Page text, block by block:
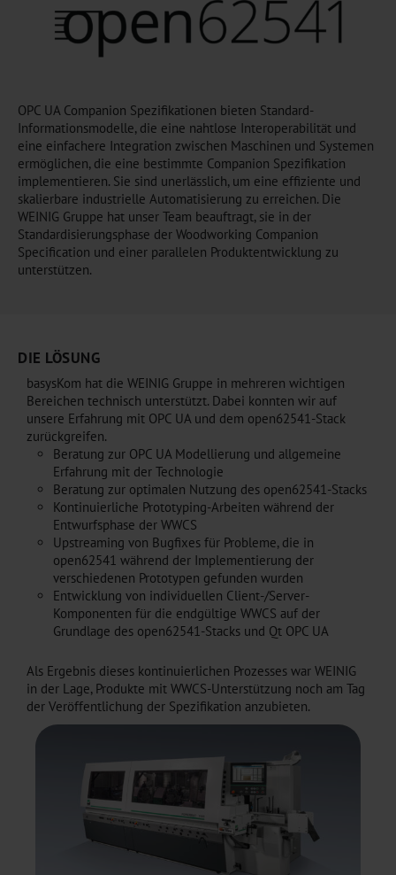
OPC UA Companion Spezifikationen bieten Standard-
Informationsmodelle, die eine nahtlose Interoperabilität und
eine einfachere Integration zwischen Maschinen und Systemen
ermöglichen, die eine bestimmte Companion Spezifikation
implementieren. Sie sind unerlässlich, um eine effiziente und
skalierbare industrielle Automatisierung zu erreichen. Die
WEINIG Gruppe hat unser Team beauftragt, sie in der
Standardisierungsphase der Woodworking Companion
Specification und einer parallelen Produktentwicklung zu
unterstützen.
DIE LÖSUNG
basysKom hat die WEINIG Gruppe in mehreren wichtigen
Bereichen technisch unterstützt. Dabei konnten wir auf
unsere Erfahrung mit OPC UA und dem open62541-Stack
zurückgreifen.
Beratung zur OPC UA Modellierung und allgemeine
Erfahrung mit der Technologie
Beratung zur optimalen Nutzung des open62541-Stacks
Kontinuierliche Prototyping-Arbeiten während der
Entwurfsphase der WWCS
Upstreaming von Bugfixes für Probleme, die in
open62541 während der Implementierung der
verschiedenen Prototypen gefunden wurden
Entwicklung von individuellen Client-/Server-
Komponenten für die endgültige WWCS auf der
Grundlage des open62541-Stacks und Qt OPC UA
Als Ergebnis dieses kontinuierlichen Prozesses war WEINIG
in der Lage, Produkte mit WWCS-Unterstützung noch am Tag
der Veröffentlichung der Spezifikation anzubieten.